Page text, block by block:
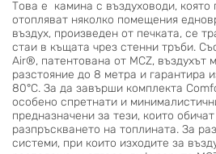
Това е камина с въздуховоди, която
отопляват няколко помещения
въздух, произведен от печката, се
стаи в къщата чрез стенни тръби.
Air®, патентована от MCZ, въздухът
разстояние до 8 метра и гарантира
80°C. За да завърши комплекта
особено спретнати и
предназначени за тези, които
разпръскването на топлината. За
системи, при които изходите за